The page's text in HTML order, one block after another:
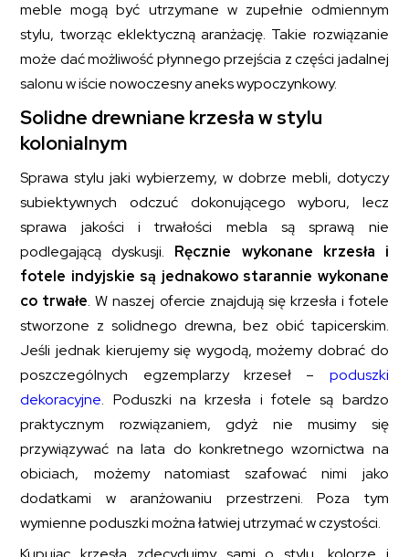
meble mogą być utrzymane w zupełnie odmiennym
stylu, tworząc eklektyczną aranżację. Takie rozwiązanie
może dać możliwość płynnego przejścia z części jadalnej
salonu w iście nowoczesny aneks wypoczynkowy.
Solidne drewniane krzesła w stylu
kolonialnym
Sprawa stylu jaki wybierzemy, w dobrze mebli, dotyczy
subiektywnych odczuć dokonującego wyboru, lecz
sprawa jakości i trwałości mebla są sprawą nie
podlegającą dyskusji. Ręcznie wykonane krzesła i
fotele indyjskie są jednakowo starannie wykonane
co trwałe. W naszej ofercie znajdują się krzesła i fotele
stworzone z solidnego drewna, bez obić tapicerskim.
Jeśli jednak kierujemy się wygodą, możemy dobrać do
poszczególnych egzemplarzy krzeseł – poduszki
dekoracyjne. Poduszki na krzesła i fotele są bardzo
praktycznym rozwiązaniem, gdyż nie musimy się
przywiązywać na lata do konkretnego wzornictwa na
obiciach, możemy natomiast szafować nimi jako
dodatkami w aranżowaniu przestrzeni. Poza tym
wymienne poduszki można łatwiej utrzymać w czystości.